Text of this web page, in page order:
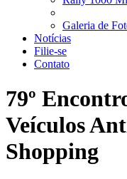
Galeria de
Notícias
Filie-se
Contato
79º
Veículos
Shopping